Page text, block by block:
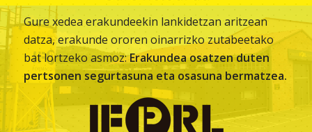
Gure xedea erakundeekin lankidetzan aritzean
datza, erakunde ororen oinarrizko zutabeetako
bat lortzeko asmoz:Erakundea osatzen duten
pertsonen segurtasuna eta osasuna bermatzea.